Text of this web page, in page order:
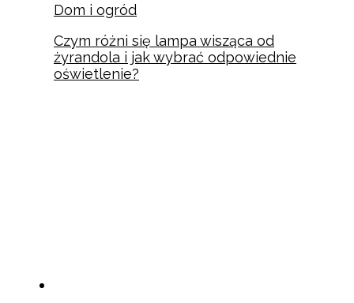
Dom i ogród
Czym różni się lampa wisząca od
żyrandola i jak wybrać odpowiednie
oświetlenie?